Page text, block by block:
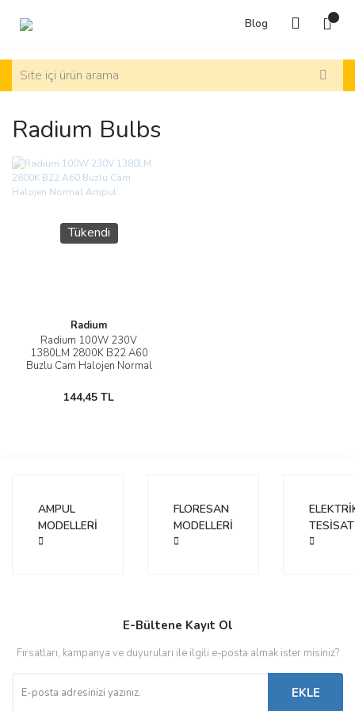
Blog
Radium Bulbs
Tükendi
Radium
Radium 100W 230V
1380LM 2800K B22 A60
Buzlu Cam Halojen Normal
144,45 TL
AMPUL
MODELLERİ
FLORESAN
MODELLERİ
TESİSAT
E-Bültene Kayıt Ol
Fırsatları, kampanya ve duyuruları ile ilgili e-posta almak ister misiniz?
EKLE